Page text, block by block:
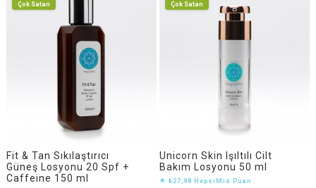
Fit & Tan Sıkılaştırıcı
Güneş Losyonu 20 Spf +
Caffeine 150 ml
Çok Satan
Unicorn Skin Işıltılı Cilt
Bakım Losyonu 50 ml
🌟 ₺27,98 HepsiMis Puan
Çok Satan